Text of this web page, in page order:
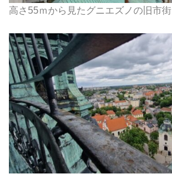
高さ55ｍから見たグニエズノの旧市街